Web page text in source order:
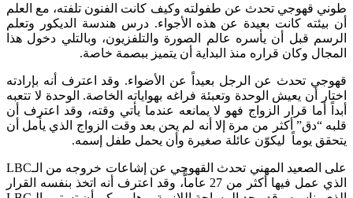
طوني قهوجي تحدث عن طفولته وكيف كانت الفنون تلفته، مع العلم
أن بيئته كانت بعيدة عن هذه الأجواء. درس هندسة الديكور وتعلم
الرسم قبل أن يأسره عالم الصورة والتلفزيون، وبالتلي دخول هذا
المجال وكان قراره منذ البداية أن يتميز ببصمة خاصة.
قهوجي تحدث عن الرجل بعيداً عن الأضواء. وقد اعترف أنه بإرادته
اختار أن يعيش الوحدة وتعبئة فراغه بهواياته الخاصة. الوحدة لا تتعبه
أبداً أما قرار الزواج فهو لا يمانعه عندما يأتي وقته، وقد اعترف أن
قلبه “دق” أكثر من مرة إلا أنه لم يحن بعد وقت الزواج الذي يأمل أن
يتحقق يوماً ليكوّن عائلة صغيرة وأن يحمل طفل إسمه.
على الصعيد المهني تحدث القهوجي عن إشاعات خروجه من الـLBC
الذي عمل فيها أكثر من 27 عاماًّ، وقد اعترف أنه اتخذ بنفسه القرار